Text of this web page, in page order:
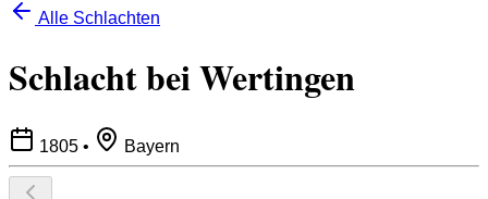
Alle Schlachten
Schlacht bei Wertingen
1805 • Bayern